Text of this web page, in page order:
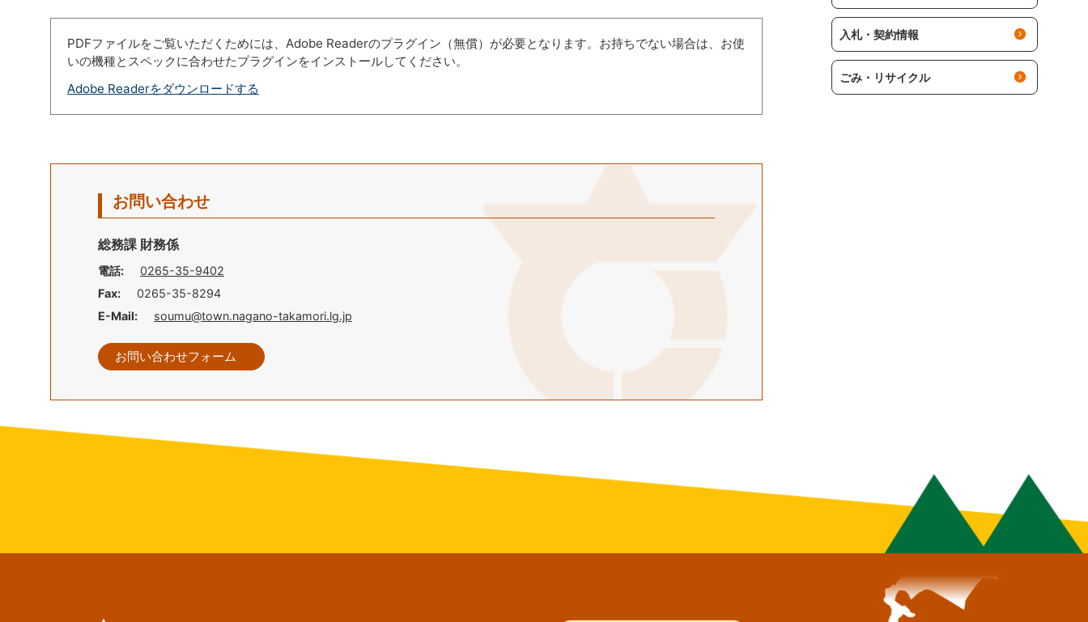
PDFファイルをご覧いただくためには、Adobe Readerのプラグイン（無償）が必要となります。お持ちでない場合は、お使
いの機種とスペックに合わせたプラグインをインストールしてください。
Adobe Readerをダウンロードする
お問い合わせ
総務課 財務係
電話:
0265-35-9402
Fax:
0265-35-8294
E-Mail:
soumu@town.nagano-takamori.lg.jp
お問い合わせフォーム
入札・契約情報
ごみ・リサイクル